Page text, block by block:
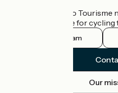
The France Vélo Tourisme
the official guide for
Instagram
Our